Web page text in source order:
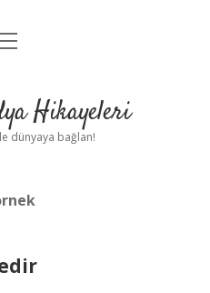
UyarıHikayeleri
dünyaya bağlan!